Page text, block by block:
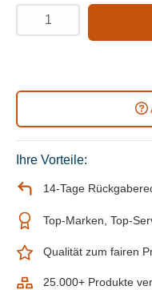
Ihre Vorteile:
14-Tage
Top-Marken, Top-
Qualität zum fairen
25.000+ Produkte